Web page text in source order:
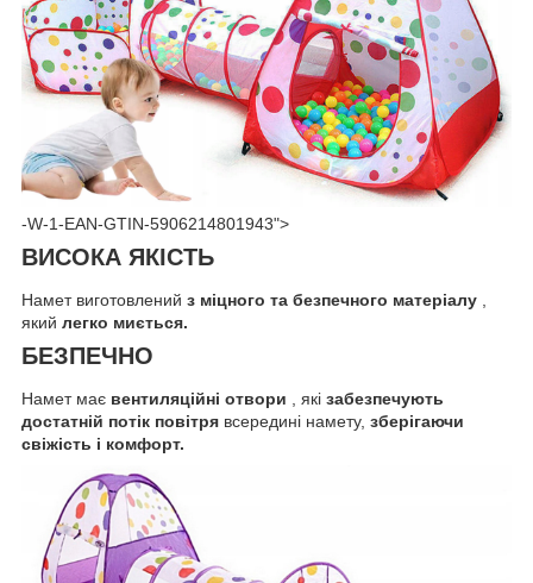
-W-1-EAN-GTIN-5906214801943">
ВИСОКА ЯКІСТЬ
Намет виготовлений з міцного та безпечного матеріалу
який легко миється.
БЕЗПЕЧНО
Намет має вентиляційні отвори , які забезпечують
достатній потік повітря всередині намету, зберігаючи
свіжість і комфорт.